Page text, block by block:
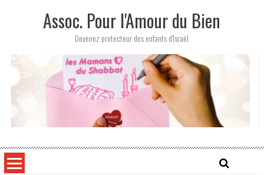
Assoc. Pour l'Amour du Bien
Devenez protecteur des enfants d'Israël